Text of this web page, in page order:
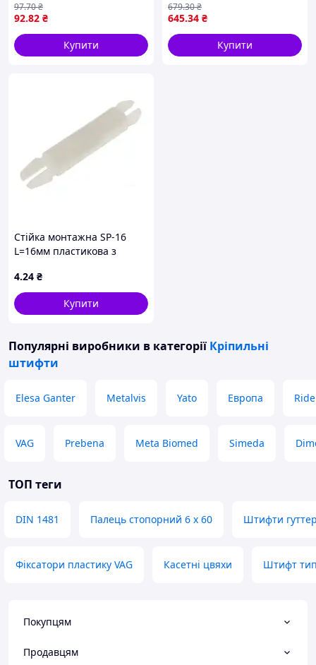
92.82 ₴
97.70₴
Купити
645.34 ₴
679.30₴
Купити
Стійка монтажна SP-16
L=16мм пластикова з
4.24 ₴
Купити
Популярні виробники в категорії Кріпильні
штифти
Elesa Ganter Metalvis Yato Европа
VAG Prebena Meta Biomed Simeda
ТОП теги
DIN 1481 Палець стопорний 6 х 60 Штифти
Фіксатори пластику VAG Касетні цвяхи Штифт
Покупцям
Продавцям